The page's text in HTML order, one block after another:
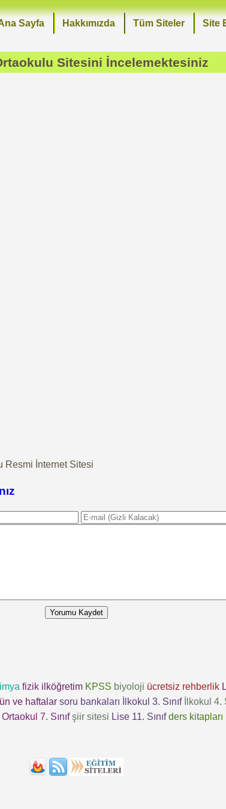
Site
Tüm Siteler
Hakkımızda
Sayfa
Sitesini İncelemektesiniz
Resmi İnternet Sitesi
Yorumu Kaydet
fizik ilköğretim KPSS biyoloji ücretsiz rehberlik
ve haftalar soru bankaları İlkokul 3. Sınıf İlkokul 4.
Ortaokul 7. Sınıf şiir sitesi Lise 11. Sınıf ders kitapları